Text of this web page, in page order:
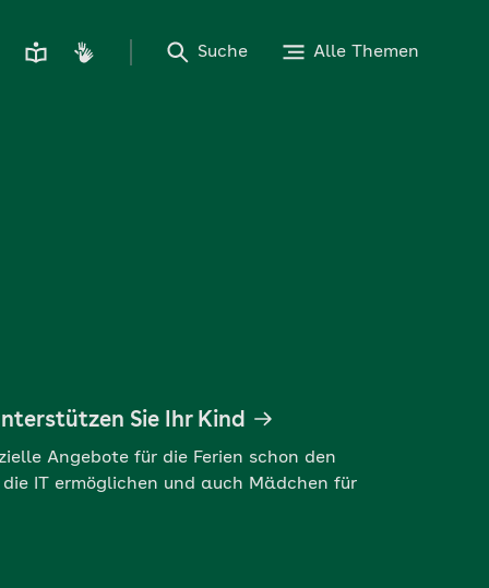
Suche Alle Themen
Sie Ihr Kind
Angebote für die Ferien schon den
IT ermöglichen und auch Mädchen für